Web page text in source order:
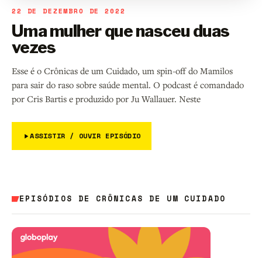
22 DE DEZEMBRO DE 2022
Uma mulher que nasceu duas
vezes
Esse é o Crônicas de um Cuidado, um spin-off do Mamilos
para sair do raso sobre saúde mental. O podcast é comandado
por Cris Bartis e produzido por Ju Wallauer. Neste
ASSISTIR / OUVIR EPISÓDIO
EPISÓDIOS DE CRÔNICAS DE UM CUIDADO